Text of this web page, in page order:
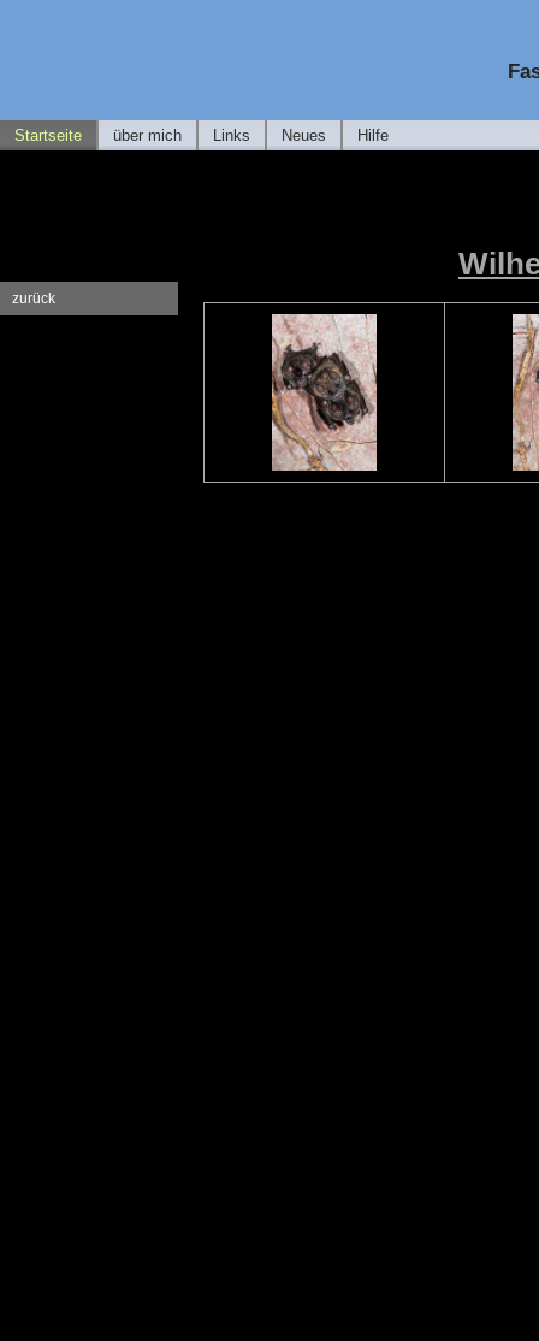
Startseite über mich Links Neues Hilfe
zurück